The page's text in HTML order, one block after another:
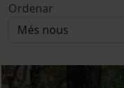
Ordenar